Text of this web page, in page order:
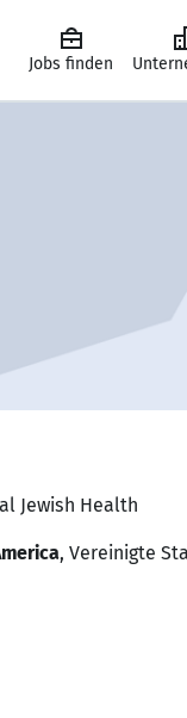
Jobs finden
Jewish Health
, Vereinigte